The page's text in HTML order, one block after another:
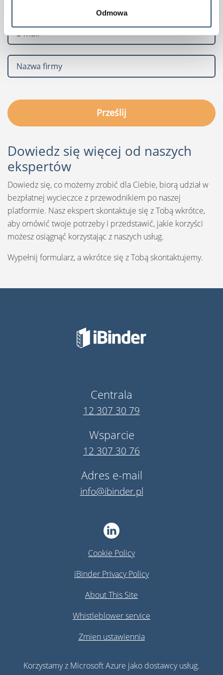
Odmowa
Dowiedz się więcej od naszych
ekspertów
Dowiedz się, co możemy zrobić dla Ciebie, biorą udział w
bezpłatnej wycieczce z przewodnikiem po naszej
platformie. Nasz ekspert skontaktuje się z Tobą wkrótce,
aby omówić twoje potrzeby i przedstawić, jakie korzyści
możesz osiągnąć korzystając z naszych usług.
Wypełnij formularz, a wkrótce się z Tobą skontaktujemy.
Centrala
12 307 30 79
Wsparcie
12 307 30 76
Adres e-mail
info@ibinder.pl
Cookie Policy
iBinder Privacy Policy
About This Site
Whistleblower service
Zmien ustawiennia
Korzystamy z Microsoft Azure jako dostawcy usług.